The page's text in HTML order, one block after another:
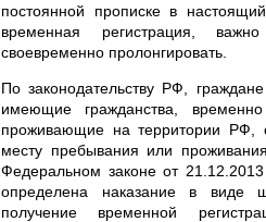
постоянной прописке в
временная регистрация,
своевременно пролонгировать.
По законодательству РФ,
имеющие гражданства,
проживающие на территории РФ,
месту пребывания или
Федеральном законе от
определена наказание в виде
получение временной